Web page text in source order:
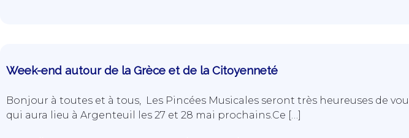
Week-end autour de la Grèce et de la Citoyenneté
Bonjour à toutes et à tous, Les Pincées Musicales seront très heureuses de
qui aura lieu à Argenteuil les 27 et 28 mai prochains.Ce […]